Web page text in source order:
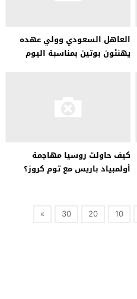
العاهل السعودي وولي عهده
يهنئون بوتين بمناسبة اليوم
كيف حاولت روسيا مهاجمة
أولمبياد باريس مع توم كروز؟
10
20
30
»